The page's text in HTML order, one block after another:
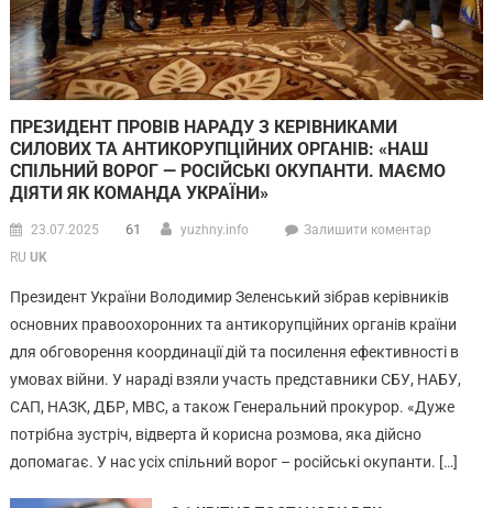
ПРЕЗИДЕНТ ПРОВІВ НАРАДУ З КЕРІВНИКАМИ
СИЛОВИХ ТА АНТИКОРУПЦІЙНИХ ОРГАНІВ: «НАШ
СПІЛЬНИЙ ВОРОГ — РОСІЙСЬКІ ОКУПАНТИ. МАЄМО
ДІЯТИ ЯК КОМАНДА УКРАЇНИ»
23.07.2025 61 yuzhny.info
Залишити коментар
RU UK
Президент України Володимир Зеленський зібрав керівників
основних правоохоронних та антикорупційних органів країни
для обговорення координації дій та посилення ефективності в
умовах війни. У нараді взяли участь представники СБУ, НАБУ,
САП, НАЗК, ДБР, МВС, а також Генеральний прокурор. «Дуже
потрібна зустріч, відверта й корисна розмова, яка дійсно
допомагає. У нас усіх спільний ворог – російські окупанти. […]